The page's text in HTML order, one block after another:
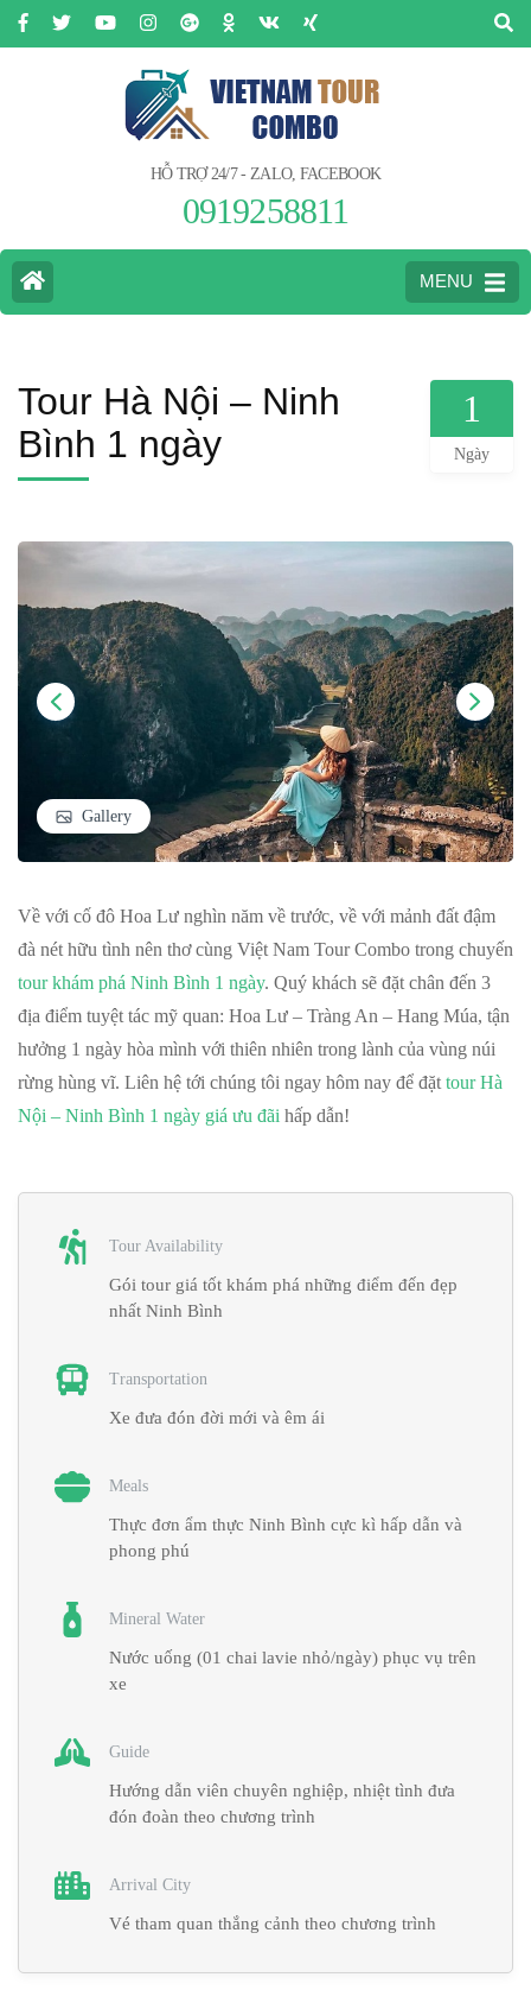
HỖ TRỢ 24/7 - ZALO, FACEBOOK
0919258811
MENU
Tour Hà Nội – Ninh
Bình 1 ngày
1
Ngày
Gallery
Về với cố đô Hoa Lư nghìn năm về trước, về với mảnh đất đậm
đà nét hữu tình nên thơ cùng Việt Nam Tour Combo trong chuyến
tour khám phá Ninh Bình 1 ngày. Quý khách sẽ đặt chân đến 3
địa điểm tuyệt tác mỹ quan: Hoa Lư – Tràng An – Hang Múa, tận
hưởng 1 ngày hòa mình với thiên nhiên trong lành của vùng núi
rừng hùng vĩ. Liên hệ tới chúng tôi ngay hôm nay để đặt tour Hà
Nội – Ninh Bình 1 ngày giá ưu đãi hấp dẫn!
Tour Availability
Gói tour giá tốt khám phá những điểm đến đẹp
nhất Ninh Bình
Transportation
Xe đưa đón đời mới và êm ái
Meals
Thực đơn ẩm thực Ninh Bình cực kì hấp dẫn và
phong phú
Mineral Water
Nước uống (01 chai lavie nhỏ/ngày) phục vụ trên
xe
Guide
Hướng dẫn viên chuyên nghiệp, nhiệt tình đưa
đón đoàn theo chương trình
Arrival City
Vé tham quan thắng cảnh theo chương trình